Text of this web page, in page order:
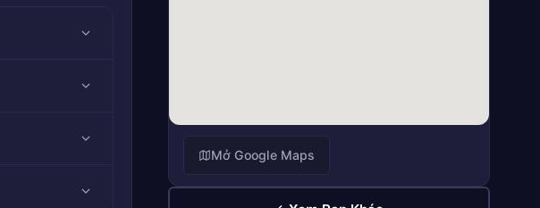
Mở Google Maps